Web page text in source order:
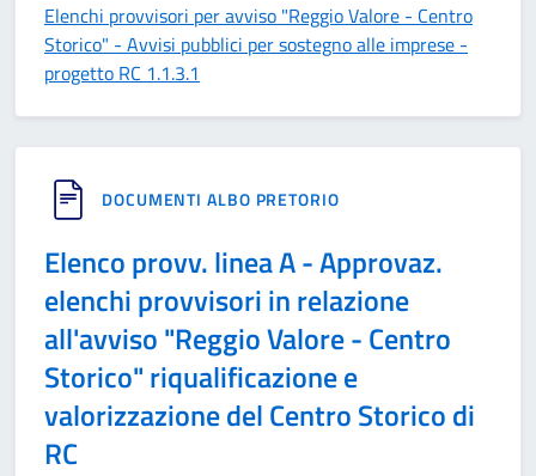
Elenchi provvisori per avviso "Reggio Valore - Centro
Storico" - Avvisi pubblici per sostegno alle imprese -
progetto RC 1.1.3.1
DOCUMENTI ALBO PRETORIO
Elenco provv. linea A - Approvaz.
elenchi provvisori in relazione
all'avviso "Reggio Valore - Centro
Storico" riqualificazione e
valorizzazione del Centro Storico di
RC